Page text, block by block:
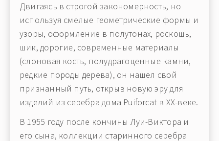
Двигаясь в строгой закономерность, но
используя смелые геометрические формы и
узоры, оформление в полутонах, роскошь,
шик, дорогие, современные материалы
(слоновая кость, полудрагоценные камни,
редкие породы дерева), он нашел свой
признанный путь, открыв новую эру для
изделий из серебра дома Puiforcat в XX-веке.
В 1955 году после кончины Луи-Виктора и
его сына, коллекции старинного серебра